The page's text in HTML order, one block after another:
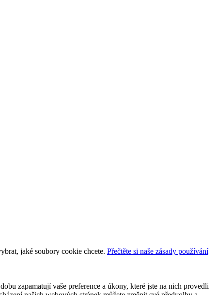
jaké soubory cookie chcete. Přečtěte si naše zásady používání
zapamatují vaše preference a úkony, které jste na nich provedli